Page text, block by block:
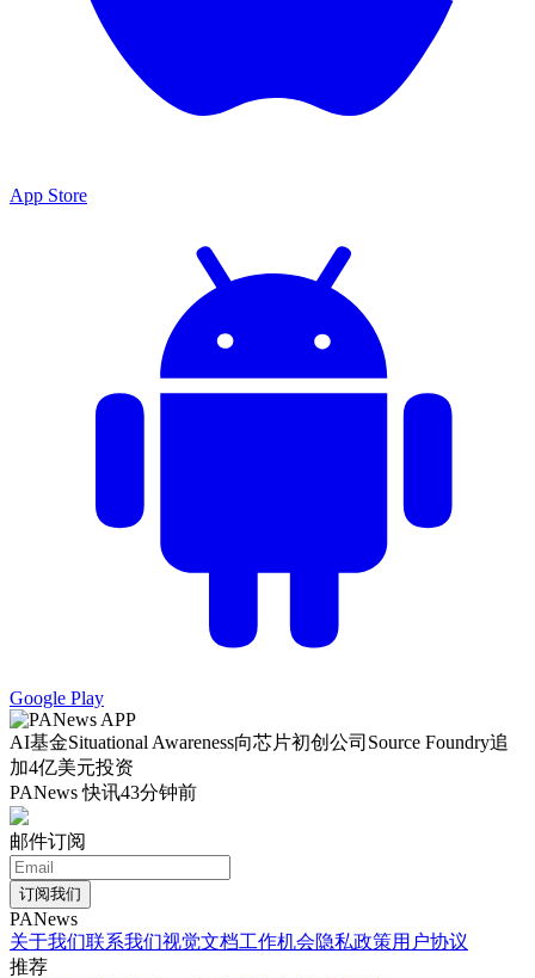
App Store
Google Play
AI基金Situational Awareness向芯片初创公司Source Foundry追
加4亿美元投资
PANews 快讯43分钟前
邮件订阅
订阅我们
PANews
关于我们联系我们视觉文档工作机会隐私政策用户协议
推荐